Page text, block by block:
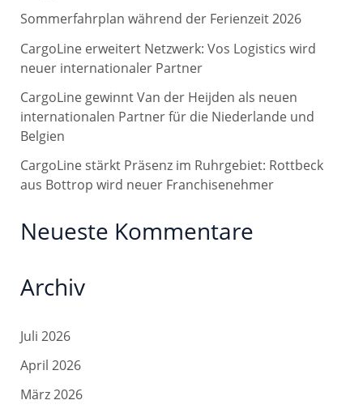
n
a
c
h
:
Sommerfahrplan während der Ferienzeit 2026
CargoLine erweitert Netzwerk: Vos Logistics wird
neuer internationaler Partner
CargoLine gewinnt Van der Heijden als neuen
internationalen Partner für die Niederlande und
Belgien
CargoLine stärkt Präsenz im Ruhrgebiet: Rottbeck
aus Bottrop wird neuer Franchisenehmer
Neueste Kommentare
Archiv
Juli 2026
April 2026
März 2026